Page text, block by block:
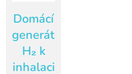
Domácí
generátor
H₂ k
inhalaci